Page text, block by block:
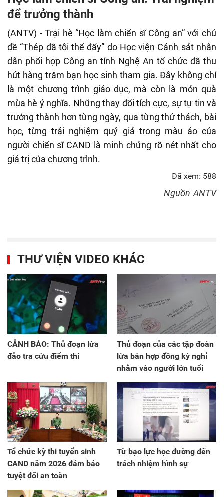
để trưởng thành
(ANTV) - Trại hè “Học làm chiến sĩ Công an” với chủ
đề “Thép đã tôi thế đấy” do Học viện Cảnh sát nhân
dân phối hợp Công an tỉnh Nghệ An tổ chức đã thu
hút hàng trăm bạn học sinh tham gia. Đây không chỉ
là một chương trình giáo dục, mà còn là món quà
mùa hè ý nghĩa. Những thay đổi tích cực, sự tự tin và
trưởng thành hơn từng ngày, qua từng thử thách, bài
học, từng trải nghiệm quý giá trong màu áo của
người chiến sĩ CAND là minh chứng rõ nét nhất cho
giá trị của chương trình.
Đã xem: 588
Nguồn ANTV
THƯ VIỆN VIDEO KHÁC
CẢNH BÁO: Thủ đoạn lừa
đảo tra cứu điểm thi
Thủ đoạn của các tập đoàn
lừa bán hợp đồng kỳ nghỉ
nhằm vào người lớn tuổi
Tổ chức kỳ thi tuyển sinh
CAND năm 2026 đảm bảo
tuyệt đối an toàn
Từ bạo lực học đường đến
trách nhiệm hình sự